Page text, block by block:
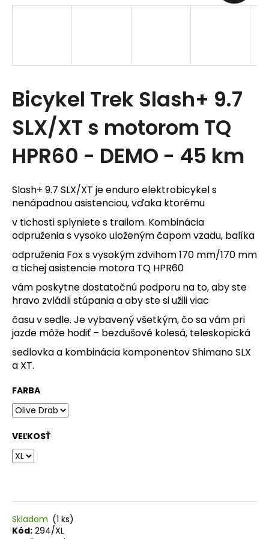
Bicykel Trek Slash+ 9.7
SLX/XT s motorom TQ
HPR60 - DEMO - 45 km
Slash+ 9.7 SLX/XT je enduro elektrobicykel s
nenápadnou asistenciou, vďaka ktorému
v tichosti splyniete s trailom. Kombinácia
odpruženia s vysoko uloženým čapom vzadu, balíka
odpruženia Fox s vysokým zdvihom 170 mm/170 mm
a tichej asistencie motora TQ HPR60
vám poskytne dostatočnú podporu na to, aby ste
hravo zvládli stúpania a aby ste si užili viac
času v sedle. Je vybavený všetkým, čo sa vám pri
jazde môže hodiť – bezdušové kolesá, teleskopická
sedlovka a kombinácia komponentov Shimano SLX
a XT.
FARBA
VEĽKOSŤ
Skladom (1 ks)
Kód: 294/XL
j
s
ť
?
HĽADAŤ
O
d
p
o
r
ú
č
a
e
RAPHA
62,99
€